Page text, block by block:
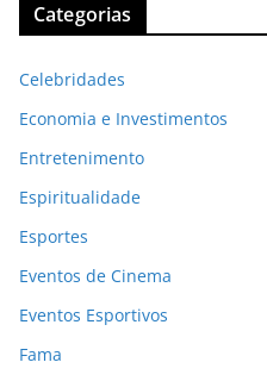
Categorias
Celebridades
Economia e Investimentos
Entretenimento
Espiritualidade
Esportes
Eventos de Cinema
Eventos Esportivos
Fama